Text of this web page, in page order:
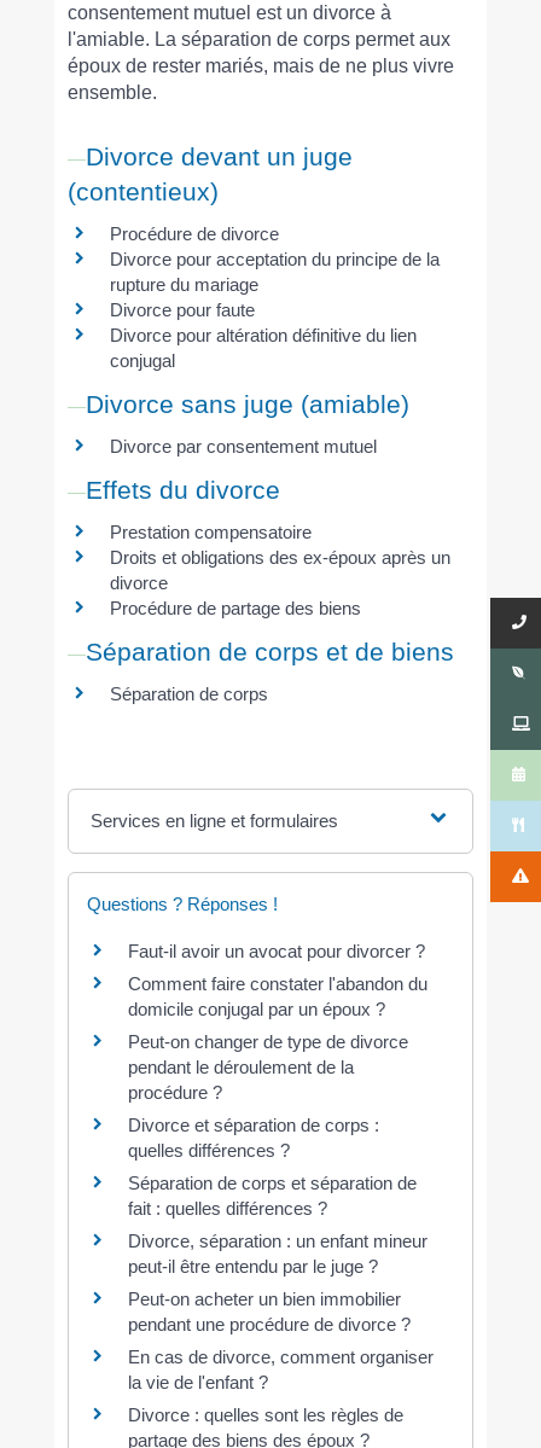
consentement mutuel est un divorce à
l'amiable. La séparation de corps permet aux
époux de rester mariés, mais de ne plus vivre
ensemble.
Divorce devant un juge
(contentieux)
Procédure de divorce
Divorce pour acceptation du principe de la
rupture du mariage
Divorce pour faute
Divorce pour altération définitive du lien
conjugal
Divorce sans juge (amiable)
Divorce par consentement mutuel
Effets du divorce
Prestation compensatoire
Droits et obligations des ex-époux après un
divorce
Procédure de partage des biens
Séparation de corps et de biens
Séparation de corps
Services en ligne et formulaires
Questions ? Réponses !
Faut-il avoir un avocat pour divorcer ?
Comment faire constater l'abandon du
domicile conjugal par un époux ?
Peut-on changer de type de divorce
pendant le déroulement de la
procédure ?
Divorce et séparation de corps :
quelles différences ?
Séparation de corps et séparation de
fait : quelles différences ?
Divorce, séparation : un enfant mineur
peut-il être entendu par le juge ?
Peut-on acheter un bien immobilier
pendant une procédure de divorce ?
En cas de divorce, comment organiser
la vie de l'enfant ?
Divorce : quelles sont les règles de
partage des biens des époux ?